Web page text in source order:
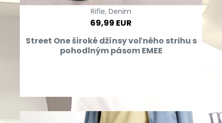
Rifle, Denim
69,99 EUR
Street One široké džínsy voľného strihu s
pohodlným pásom EMEE